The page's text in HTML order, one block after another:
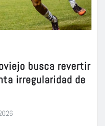
busca revertir
irregularidad de